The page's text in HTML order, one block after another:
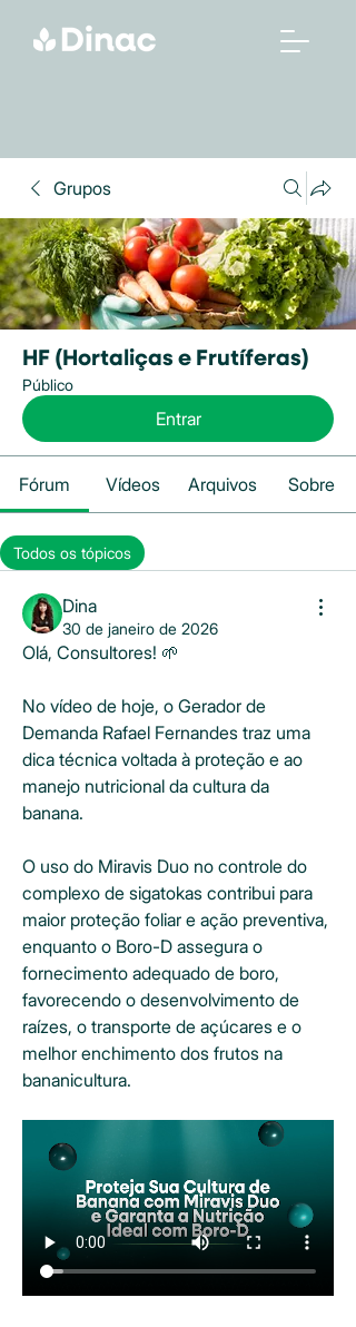
Grupos
HF (Hortaliças e Frutíferas)
Público
Entrar
Fórum Vídeos Arquivos Sobre
Todos os tópicos
Dina
30 de janeiro de 2026
Olá, Consultores! 🌱
No vídeo de hoje, o Gerador de
Demanda Rafael Fernandes traz uma
dica técnica voltada à proteção e ao
manejo nutricional da cultura da
banana.
O uso do Miravis Duo no controle do
complexo de sigatokas contribui para
maior proteção foliar e ação preventiva,
enquanto o Boro-D assegura o
fornecimento adequado de boro,
favorecendo o desenvolvimento de
raízes, o transporte de açúcares e o
melhor enchimento dos frutos na
bananicultura.